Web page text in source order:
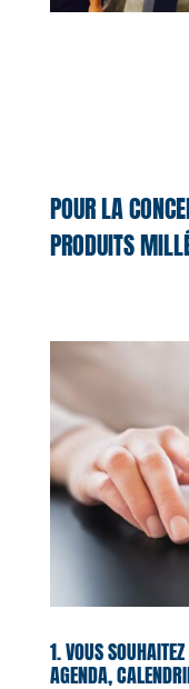
POUR LA
PRODUITS
1. VOUS
AGENDA,